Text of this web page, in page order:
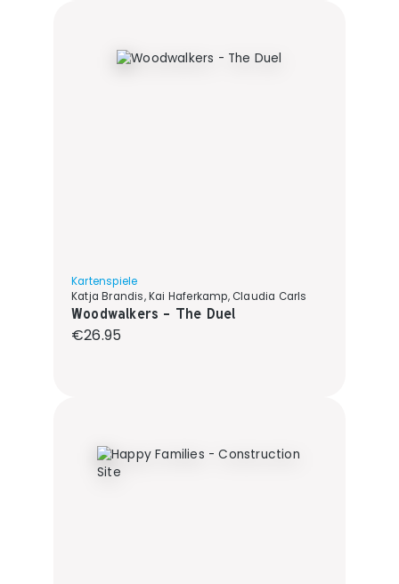
Kartenspiele
Katja Brandis, Kai Haferkamp, Claudia Carls
Woodwalkers - The Duel
Regular price:
€26.95